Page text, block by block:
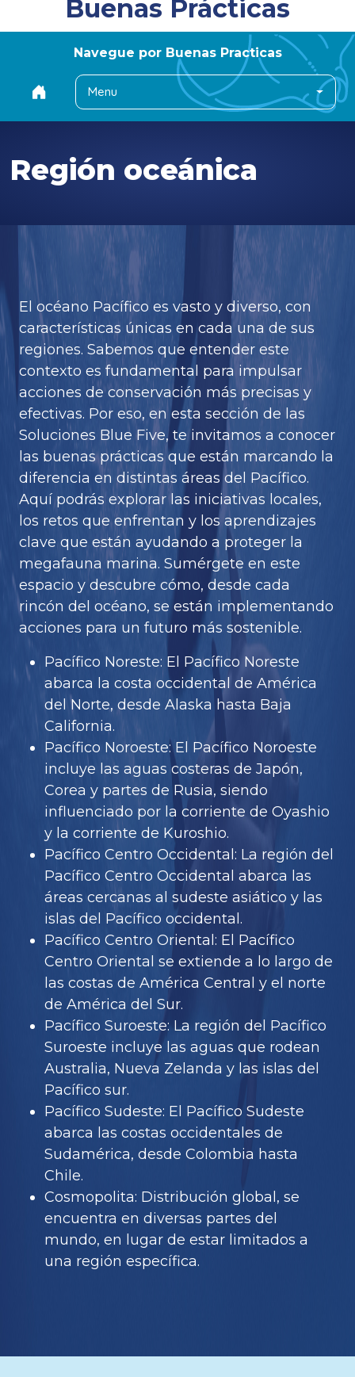
Buenas Prácticas
Navegue por Buenas Practicas
Menu
Región oceánica
El océano Pacífico es vasto y diverso, con
características únicas en cada una de sus
regiones. Sabemos que entender este
contexto es fundamental para impulsar
acciones de conservación más precisas y
efectivas. Por eso, en esta sección de las
Soluciones Blue Five, te invitamos a conocer
las buenas prácticas que están marcando la
diferencia en distintas áreas del Pacífico.
Aquí podrás explorar las iniciativas locales,
los retos que enfrentan y los aprendizajes
clave que están ayudando a proteger la
megafauna marina. Sumérgete en este
espacio y descubre cómo, desde cada
rincón del océano, se están implementando
acciones para un futuro más sostenible.
Pacífico Noreste: El Pacífico Noreste
abarca la costa occidental de América
del Norte, desde Alaska hasta Baja
California.
Pacífico Noroeste: El Pacífico Noroeste
incluye las aguas costeras de Japón,
Corea y partes de Rusia, siendo
influenciado por la corriente de Oyashio
y la corriente de Kuroshio.
Pacífico Centro Occidental: La región del
Pacífico Centro Occidental abarca las
áreas cercanas al sudeste asiático y las
islas del Pacífico occidental.
Pacífico Centro Oriental: El Pacífico
Centro Oriental se extiende a lo largo de
las costas de América Central y el norte
de América del Sur.
Pacífico Suroeste: La región del Pacífico
Suroeste incluye las aguas que rodean
Australia, Nueva Zelanda y las islas del
Pacífico sur.
Pacífico Sudeste: El Pacífico Sudeste
abarca las costas occidentales de
Sudamérica, desde Colombia hasta
Chile.
Cosmopolita: Distribución global, se
encuentra en diversas partes del
mundo, en lugar de estar limitados a
una región específica.